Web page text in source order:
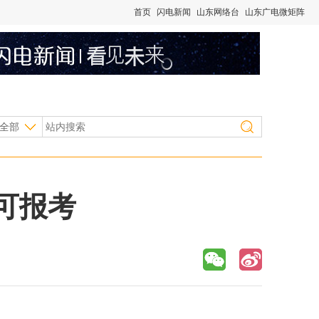
首页 闪电新闻 山东网络台 山东广电微矩阵
部
报考